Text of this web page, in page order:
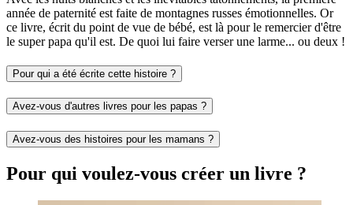
année de paternité est faite de montagnes russes émotionnelles. Or
ce livre, écrit du point de vue de bébé, est là pour le remercier d'être
le super papa qu'il est. De quoi lui faire verser une larme... ou deux !
Pour qui a été écrite cette histoire ?
Avez-vous d'autres livres pour les papas ?
Avez-vous des histoires pour les mamans ?
Pour qui voulez-vous créer un livre ?